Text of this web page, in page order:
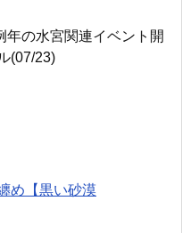
年の水宮関連イベント開
(07/23)
め【黒い砂漠